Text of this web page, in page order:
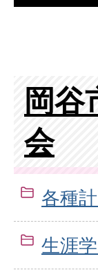
岡谷
会
各種
生涯